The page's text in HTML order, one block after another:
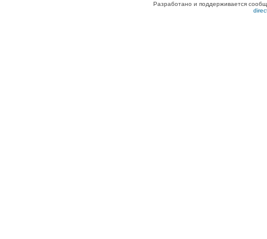
Разработано и поддерживается